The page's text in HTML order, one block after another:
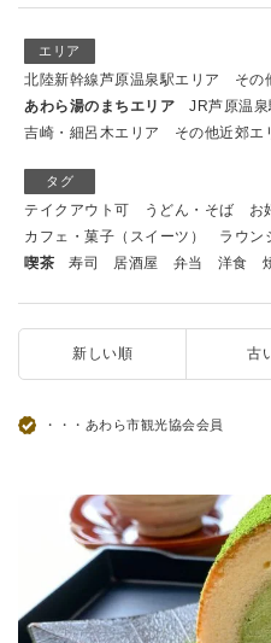
エリア
北陸新幹線芦原温泉駅エリア
その
あわら湯のまちエリア
JR芦原温
吉崎・細呂木エリア
その他近郊エ
タグ
テイクアウト可 うどん・そば
お
カフェ・菓子（スイーツ）
ラウン
喫茶
寿司 居酒屋 弁当 洋食
新しい順 古
・・・あわら市観光協会会員